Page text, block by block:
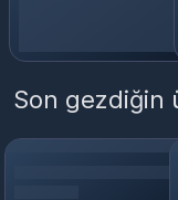
Son gezdiğin